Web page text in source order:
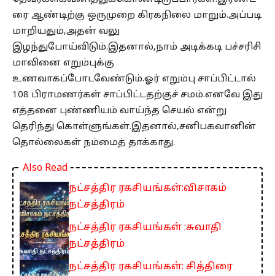
ரை ஆண்டிற்கு ஒருமுறை கிரகநிலை மாறும்.அப்படி
மாறியதும்,அதன் வலு
இழந்துபோய்விடும்.இதனால்,நாம் அடிக்கடி பச்சரிசி
மாவினை எறும்புக்கு
உணவாகப்போடவேண்டும்.ஓர் எறும்பு சாப்பிட்டால்
108 பிராமணர்கள் சாப்பிட்டதற்குச் சமம்.எனவே இது
எத்தனை புண்ணியம் வாய்ந்த செயல் என்று
தெரிந்து கொள்ளுங்கள்.இதனால்,சனிபகவானின்
தொல்லைகள் நம்மைத் தாக்காது.
Also Read
நட்சத்திர ரகசியங்கள்:விசாகம்
நட்சத்திரம்
நட்சத்திர ரகசியங்கள் :சுவாதி
நட்சத்திரம்
நட்சத்திர ரகசியங்கள்: சித்திரை